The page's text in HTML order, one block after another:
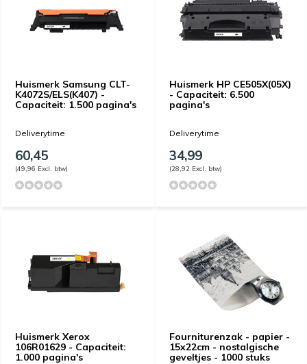
Huismerk Samsung CLT-
K4072S/ELS(K407) -
Capaciteit: 1.500 pagina's
Deliverytime
60,45
(49,96 Excl. btw)
Huismerk HP CE505X(05X)
- Capaciteit: 6.500
pagina's
Deliverytime
34,99
(28,92 Excl. btw)
Huismerk Xerox
106R01629 - Capaciteit:
1.000 pagina's
Fourniturenzak - papier -
15x22cm - nostalgische
geveltjes - 1000 stuks